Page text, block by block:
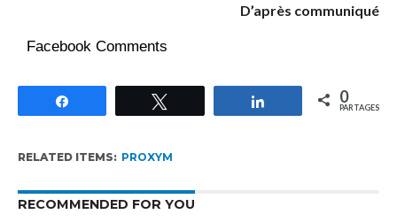
D’après communiqué
Facebook Comments
Partagez 0
PARTAGES
RELATED ITEMS: PROXYM
RECOMMENDED FOR YOU